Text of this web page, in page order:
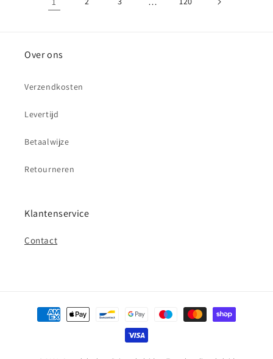
Over ons
Verzendkosten
Levertijd
Betaalwijze
Retourneren
Klantenservice
Contact
Betaalmethoden